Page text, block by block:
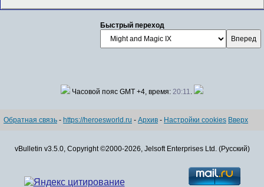
Быстрый переход
Часовой пояс GMT +4, время: 20:11
Обратная связь - https://heroesworld.ru - Архив - Настройки cookies Вверх
vBulletin v3.5.0, Copyright ©2000-2026, Jelsoft Enterprises Ltd. (Русский)